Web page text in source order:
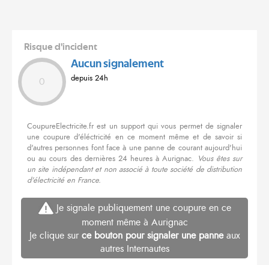
Risque d'incident
0
Aucun signalement
depuis 24h
CoupureElectricite.fr est un support qui vous permet de signaler
une coupure d'éléctricité en ce moment même et de savoir si
d'autres personnes font face à une panne de courant aujourd'hui
ou au cours des dernières 24 heures à Aurignac. Vous êtes sur
un site indépendant et non associé à toute société de distribution
d'électricité en France.
Je signale publiquement une coupure en ce
moment même à Aurignac
Je clique sur ce bouton pour signaler une panneaux
autres Internautes